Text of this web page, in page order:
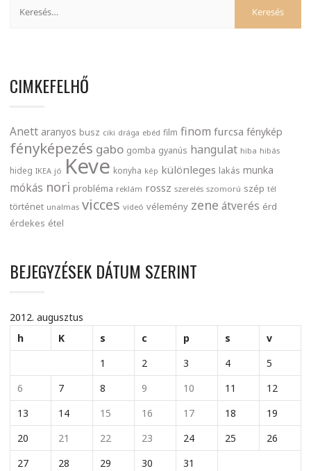
CIMKEFELHŐ
Anett aranyos busz ciki drága ebéd film finom furcsa fénykép
fényképezés gabo gomba gyanús hangulat hiba hibás
hideg IKEA jó Keve konyha kép különleges lakás munka
mókás nori probléma reklám rossz szerelés szomorú szép tél
történet unalmas vicces videó vélemény zene átverés érd
érdekes étel
BEJEGYZÉSEK DÁTUM SZERINT
2012. augusztus
h
K s c p s
v
1
2 3 4
5
6
7 8 9 10 11
12
13
14 15 16 17 18
19
20
21 22 23 24 25
26
27
28 29 30 31